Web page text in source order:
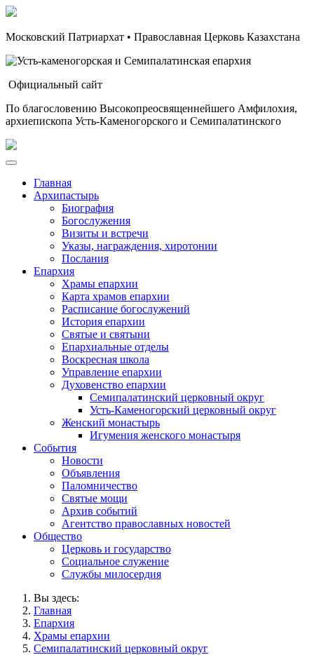
Московский Патриархат • Православная Церковь Казахстана
Официальный сайт
По благословению Высокопреосвященнейшего Амфилохия,
архиепископа Усть-Каменогорского и Семипалатинского
Главная
Архипастырь
Биография
Богослужения
Визиты и встречи
Указы, награждения, хиротонии
Послания
Епархия
Храмы епархии
Карта храмов епархии
Расписание богослужений
История епархии
Святые и святыни
Епархиальные отделы
Воскресная школа
Управление епархии
Духовенство епархии
Семипалатинский церковный округ
Усть-Каменогорский церковный округ
Женский монастырь
Игумения женского монастыря
События
Новости
Объявления
Паломничество
Святые мощи
Архив событий
Агентство православных новостей
Общество
Церковь и государство
Социальное служение
Службы милосердия
Вы здесь:
Главная
Епархия
Храмы епархии
Семипалатинский церковный округ